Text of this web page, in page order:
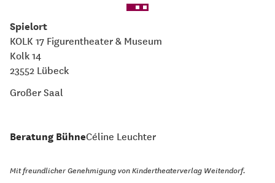
Spielort
KOLK 17 Figurentheater & Museum
Kolk 14
23552 Lübeck
Großer Saal
Beratung BühneCéline Leuchter
Mit freundlicher Genehmigung von Kindertheaterverlag Weitendorf.